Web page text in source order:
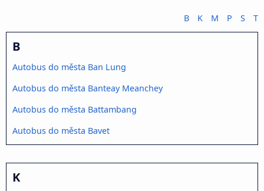
B K M P S T
B
Autobus do města Ban Lung
Autobus do města Banteay Meanchey
Autobus do města Battambang
Autobus do města Bavet
K